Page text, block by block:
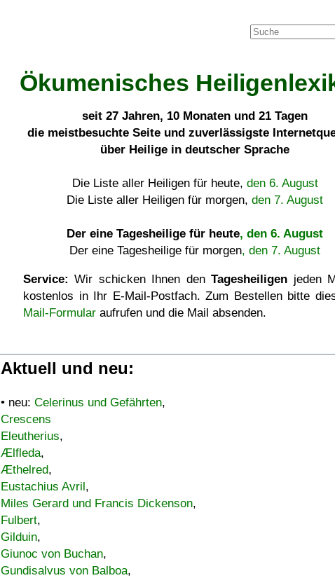
Ökumenisches
seit 27 Jahren, 10 Monaten und 21 Tagen
die meistbesuchte Seite und zuverlässigste
über Heilige in deutscher Sprache
Die Liste aller Heiligen für heute, den 6. August
Die Liste aller Heiligen für morgen, den 7. August
Der eine Tagesheilige für heute, den 6. August
Der eine Tagesheilige für morgen, den 7. August
Service: Wir schicken Ihnen denTagesheiligen jeden
kostenlos in Ihr E-Mail-Postfach. Zum Bestellen bitte
Mail-Formular aufrufen und die Mail absenden.
Aktuell und neu:
• neu: Celerinus und Gefährten,
Crescens
Eleutherius,
Ælfleda,
Æthelred,
Eustachius Avril,
Miles Gerard und Francis Dickenson,
Fulbert,
Gilduin,
Giunoc von Buchan,
Gundisalvus von Balboa,